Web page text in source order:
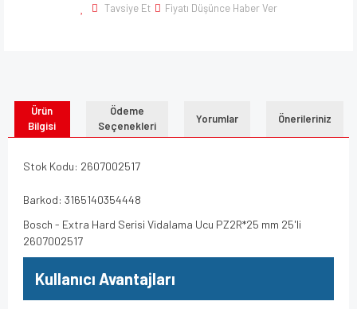
Tavsiye Et Fiyatı Düşünce Haber Ver
Ürün
Bilgisi
Ödeme
Seçenekleri
Yorumlar Önerileriniz
Stok Kodu: 2607002517
Barkod: 3165140354448
Bosch - Extra Hard Serisi Vidalama Ucu PZ2R*25 mm 25'li
2607002517
Kullanıcı Avantajları